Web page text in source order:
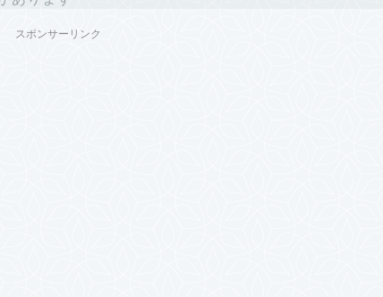
スポンサーリンク